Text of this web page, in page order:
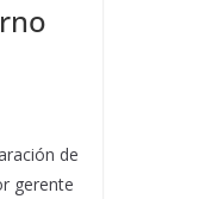
de
gerente